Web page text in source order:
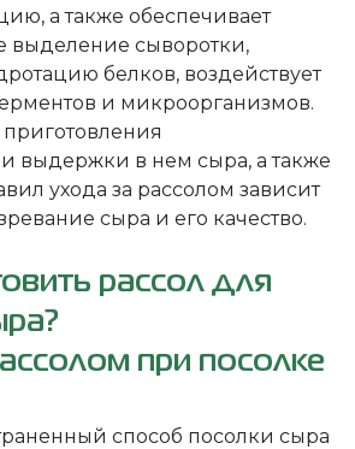
а также обеспечивает
выделение сыворотки,
белков, воздействует
и микроорганизмов.
выдержки в нем сыра, а также
ухода за рассолом зависит
сыра и его качество.
рассол для
способ посолки сыра